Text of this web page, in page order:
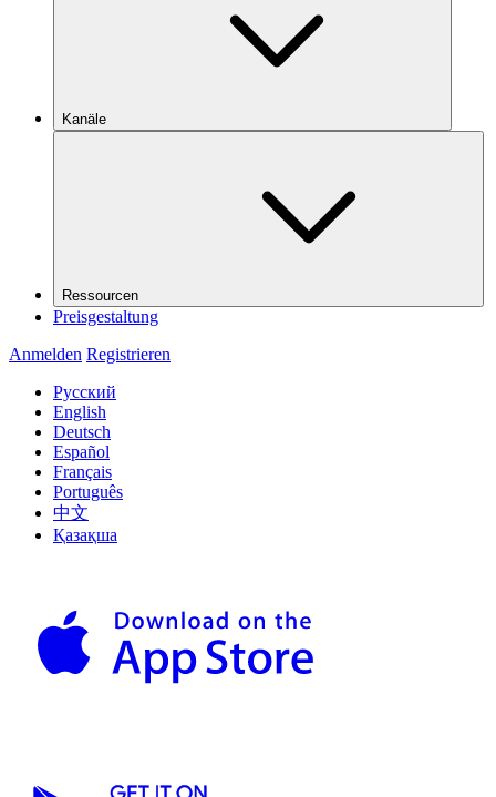
Kanäle
Ressourcen
Preisgestaltung
Anmelden Registrieren
Русский
English
Deutsch
Español
Français
Português
中文
Қазақша